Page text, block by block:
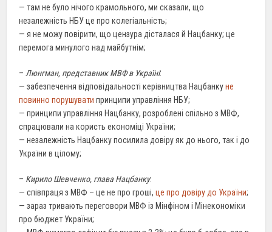
— там не було нічого крамольного, ми сказали, що
незалежність НБУ це про колегіальність;
— я не можу повірити, що цензура дісталася й Нацбанку; це
перемога минулого над майбутнім;
– Люнгман, представник МВФ в Україні:
— забезпечення відповідальності керівництва Нацбанкуне
повинно порушувати принципи управління НБУ;
— принципи управління Нацбанку, розроблені спільно з МВФ,
спрацювали на користь економіці України;
— незалежність Нацбанку посилила довіру як до нього, так і до
України в цілому;
– Кирило Шевченко, глава Нацбанку:
— співпраця з МВФ – це не про гроші,це про довіру до України;
— зараз тривають переговори МВФ із Мінфіном і Мінекономіки
про бюджет України;